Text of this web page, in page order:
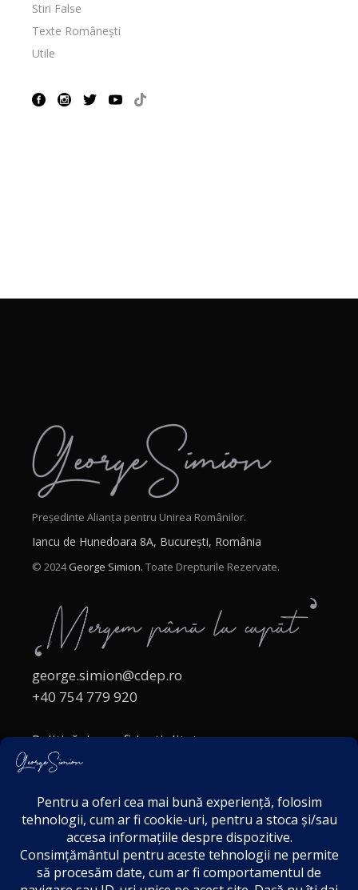
Stiri False
Texte Românești
Utile
Președinte Alianța pentru Unirea Românilor.
Iancu de Hunedoara 8A, București, România
© 2024George Simion. Toate Drepturile Rezervate.
george.simion@cdep.ro
+40 754 779 920
Politică de confidențialitate
Politica cookies
Acordul de markting
Disclaimer